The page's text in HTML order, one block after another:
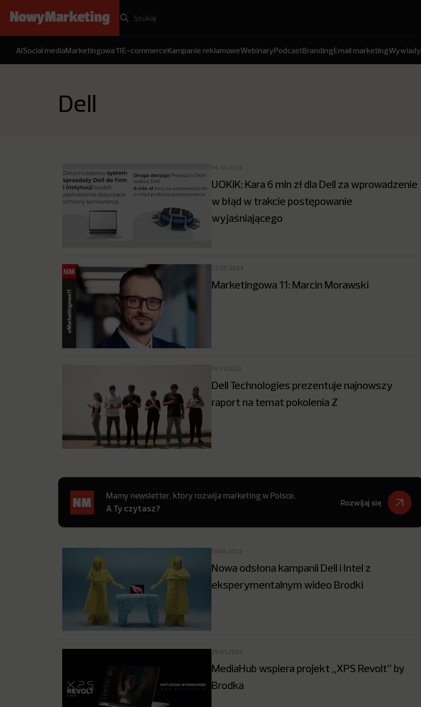
AISocial mediaMarketingowa 11E-commerceKampanie reklamoweWebinaryPodcastBrandingEmail marketingWywiady
Dell
14.10.2024
UOKiK: Kara 6 mln zł dla Dell za wprowadzenie
w błąd w trakcie postępowanie
wyjaśniającego
22.05.2024
Marketingowa 11: Marcin Morawski
19.01.2023
Dell Technologies prezentuje najnowszy
raport na temat pokolenia Z
Mamy newsletter, który rozwija marketing w Polsce.
A Ty czytasz?
Rozwijaj się
13.06.2022
Nowa odsłona kampanii Dell i Intel z
eksperymentalnym wideo Brodki
25.01.2022
MediaHub wspiera projekt „XPS Revolt” by
Brodka